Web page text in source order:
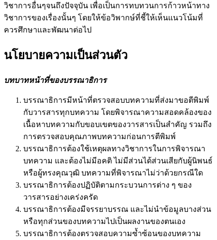
วิชาการอื่นๆจนถึงปัจจุบัน เพื่อเป็นการทบทวนการก้าวหน้าทาง
วิชาการของเรื่องนั้นๆ โดยให้ข้อวิพากษ์ที่ชี้ให้เห็นแนวโน้มที่
ควรศึกษาและพัฒนาต่อไป
นโยบายความเป็นส่วนตัว
บทบาทหน้าที่ของบรรณาธิการ
บรรณาธิการมีหน้าที่ตรวจสอบบทความที่ส่งมาขอตีพิมพ์
กับวารสารทุกบทความ โดยพิจารณาความสอดคล้องของ
เนื้อหาบทความกับขอบเขตของวารสารเป็นสำคัญ รวมถึง
การตรวจสอบคุณภาพบทความก่อนการตีพิมพ์
บรรณาธิการต้องใช้เหตุผลทางวิชาการในการพิจารณา
บทความ และต้องไม่มีอคติ ไม่มีส่วนได้ส่วนเสียกับผู้นิพนธ์
หรือผู้ทรงคุณวุฒิ บทความที่พิจารณาไม่ว่าด้วยกรณีใด
บรรณาธิการต้องปฏิบัติตามกระบวนการต่าง ๆ ของ
วารสารอย่างเคร่งครัด
บรรณาธิการต้องมีจรรยาบรรณ และไม่นำข้อมูลบางส่วน
หรือทุกส่วนของบทความไปเป็นผลงานของตนเอง
บรรณาธิการต้องตรวจสอบความซ้ำซ้อนของบทความ